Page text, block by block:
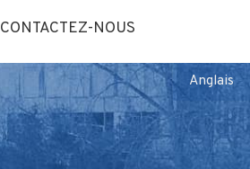
CONTACTEZ-NOUS
Anglais